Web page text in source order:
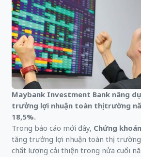
Maybank Investment Bank nâng
trưởng lợi nhuận toàn thị trường
18,5%.
Trong báo cáo mới đây, Chứng
tăng trưởng lợi nhuận toàn thị
chất lượng cải thiện trong nửa cuối